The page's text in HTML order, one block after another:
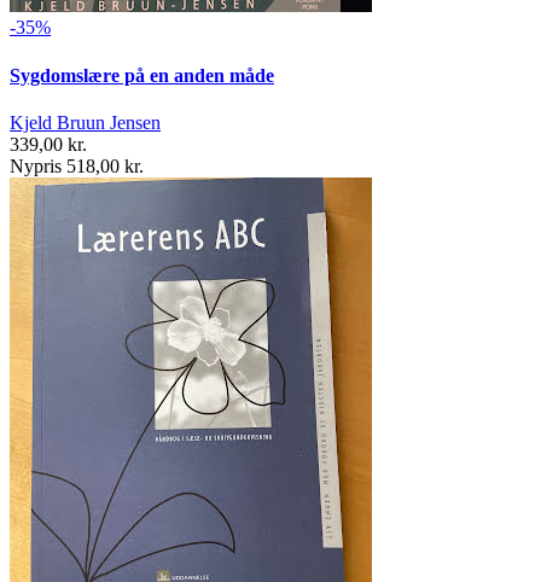
-35%
Sygdomslære på en anden måde
Kjeld Bruun Jensen
339,00 kr.
Nypris 518,00 kr.